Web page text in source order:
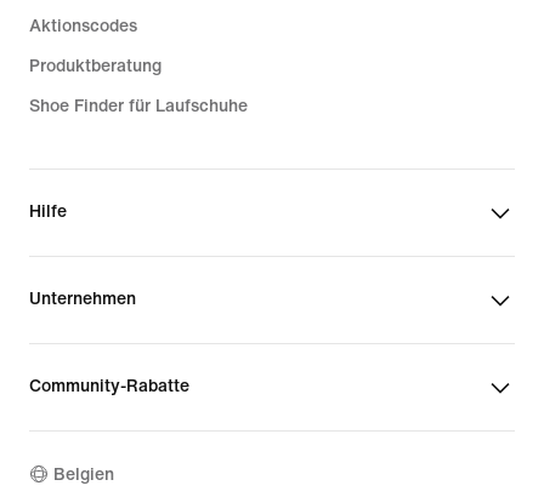
Aktionscodes
Produktberatung
Shoe Finder für Laufschuhe
Hilfe
Unternehmen
Community-Rabatte
Belgien